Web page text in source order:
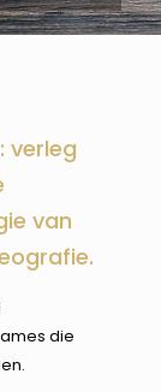
verleg
van
die